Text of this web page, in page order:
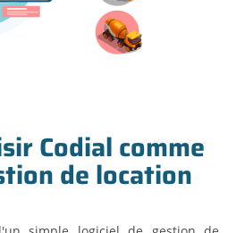
Codial comme
de location